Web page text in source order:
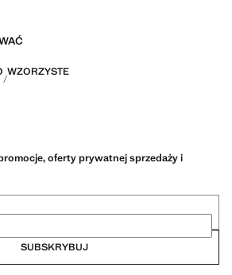
WZORZYSTE
oferty prywatnej sprzedaży i
SUBSKRYBUJ